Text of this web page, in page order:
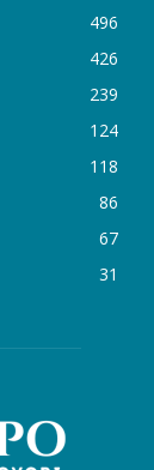
496
426
239
124
118
86
67
31